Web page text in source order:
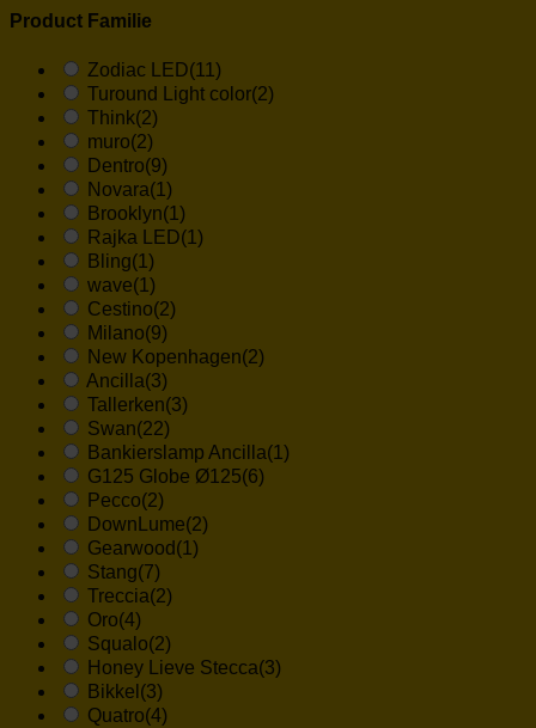
Product Familie
Zodiac LED(11)
Turound Light color(2)
Think(2)
muro(2)
Dentro(9)
Novara(1)
Brooklyn(1)
Rajka LED(1)
Bling(1)
wave(1)
Cestino(2)
Milano(9)
New Kopenhagen(2)
Ancilla(3)
Tallerken(3)
Swan(22)
Bankierslamp Ancilla(1)
G125 Globe Ø125(6)
Pecco(2)
DownLume(2)
Gearwood(1)
Stang(7)
Treccia(2)
Oro(4)
Squalo(2)
Honey Lieve Stecca(3)
Bikkel (3)
Quatro(4)